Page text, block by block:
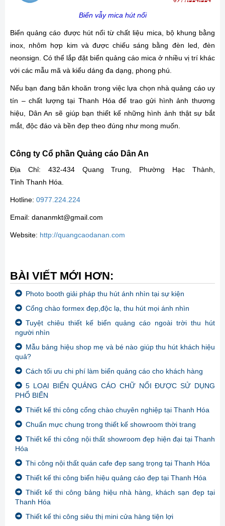
Biển vẫy mica hút nổi
Biển quảng cáo được hút nổi từ chất liệu mica, bộ khung bằng
inox, nhôm hợp kim và được chiếu sáng bằng đèn led, đèn
neonsign. Có thể lắp đặt biển quảng cáo mica ở nhiều vị trí khác
với các mẫu mã và kiểu dáng đa dạng, phong phú.
Nếu bạn đang băn khoăn trong việc lựa chọn nhà quảng cáo uy
tín – chất lượng tại Thanh Hóa để trao gửi hình ảnh thương
hiệu, Dân An sẽ giúp bạn thiết kế những hình ảnh thật sự bắt
mắt, độc đáo và bền đẹp theo đúng như mong muốn.
Công ty Cổ phần Quảng cáo Dân An
Địa Chỉ: 432-434 Quang Trung, Phường Hạc Thành,
Tỉnh Thanh Hóa.
Hotline: 0977.224.224
Email: dananmkt@gmail.com
Website: http://quangcaodanan.com
BÀI VIẾT MỚI HƠN:
Photo booth giải pháp thu hút ánh nhìn tại sự kiện
Cổng chào formex đẹp,độc lạ, thu hút mọi ánh nhìn
Tuyệt chiêu thiết kế biển quảng cáo ngoài trời thu hút
người nhìn
Mẫu bảng hiệu shop mẹ và bé nào giúp thu hút khách hiệu
quả?
Cách tối ưu chi phí làm biển quảng cáo cho khách hàng
5 LOẠI BIỂN QUẢNG CÁO CHỮ NỔI ĐƯỢC SỬ DỤNG
PHỔ BIẾN
Thiết kế thi công cổng chào chuyên nghiệp tại Thanh Hóa
Chuẩn mực chung trong thiết kế showroom thời trang
Thiết kế thi công nội thất showroom đẹp hiện đại tại Thanh
Hóa
Thi công nội thất quán cafe đẹp sang trọng tại Thanh Hóa
Thiết kế thi công biển hiệu quảng cáo đẹp tại Thanh Hóa
Thiết kế thi công bảng hiệu nhà hàng, khách sạn đẹp tại
Thanh Hóa
Thiết kế thi công siêu thị mini cửa hàng tiện lợi